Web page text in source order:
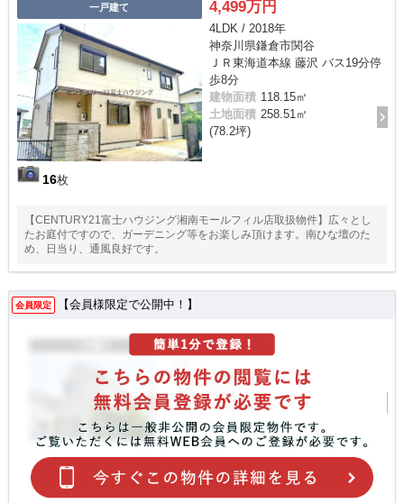
一戸建て
16枚
4,499万円
4LDK / 2018年
神奈川県鎌倉市関谷
ＪＲ東海道本線 藤沢 バス19分停
歩8分
建物面積 118.15㎡
土地面積 258.51㎡
(78.2坪)
【CENTURY21富士ハウジング湘南モールフィル店取扱物件】広々とし
たお庭付ですので、ガーデニング等をお楽しみ頂けます。南ひな壇のた
め、日当り、通風良好です。
会員限定 【会員様限定で公開中！】